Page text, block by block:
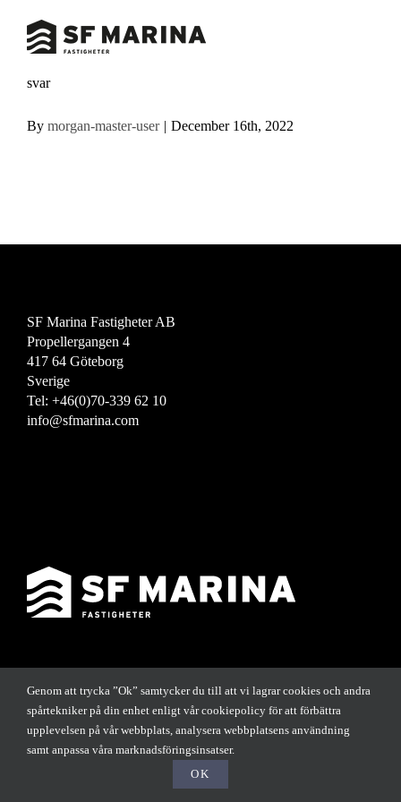
content
svar
By morgan-master-user | December 16th, 2022
SF Marina Fastigheter AB
Propellergangen 4
417 64 Göteborg
Sverige
Tel: +46(0)70-339 62 10
info@sfmarina.com
Genom att trycka ”Ok” samtycker du till att vi lagrar cookies och andra
spårtekniker på din enhet enligt vår cookiepolicy för att förbättra
upplevelsen på vår webbplats, analysera webbplatsens användning
samt anpassa våra marknadsföringsinsatser.
OK